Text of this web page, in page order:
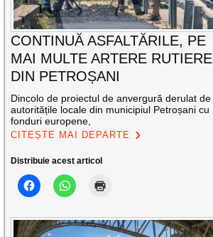
CONTINUĂ ASFALTĂRILE, PE
MAI MULTE ARTERE RUTIERE
DIN PETROȘANI
Dincolo de proiectul de anvergură derulat de
autoritățile locale din municipiul Petroșani cu
fonduri europene,
CITEȘTE MAI DEPARTE
Distribuie acest articol